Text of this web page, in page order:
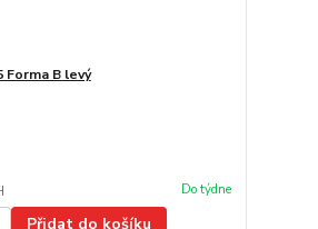
Forma B levý
Do týdne
Přidat do košíku